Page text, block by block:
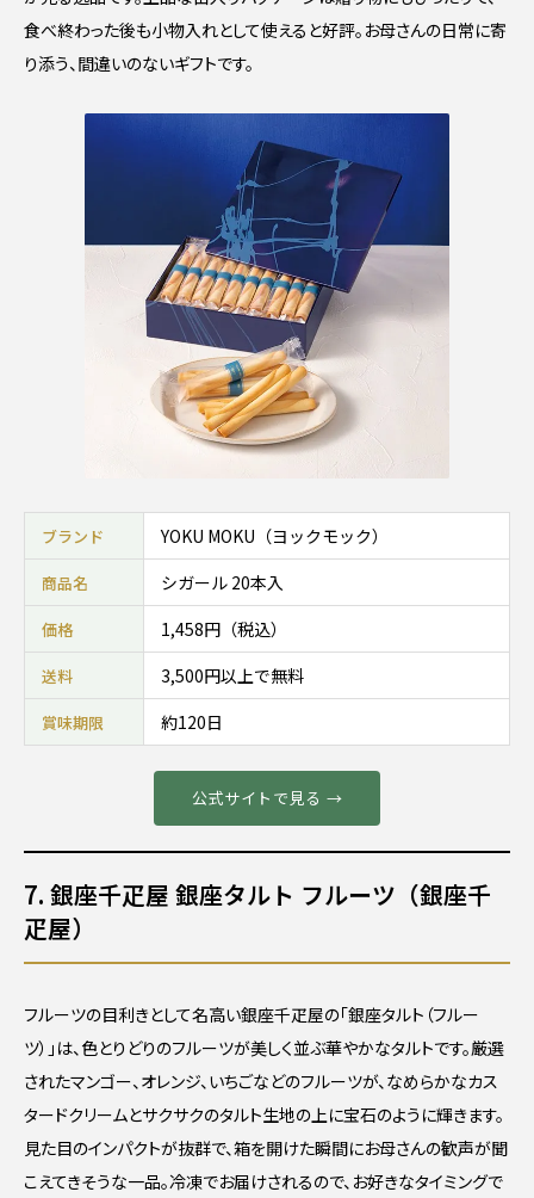
食べ終わった後も小物入れとして使えると好評。お母さんの日常に寄
り添う、間違いのないギフトです。
ブランド YOKU MOKU（ヨックモック）
商品名 シガール 20本入
価格 1,458円（税込）
送料 3,500円以上で無料
賞味期限 約120日
公式サイトで見る →
7. 銀座千疋屋 銀座タルト フルーツ（銀座千
疋屋）
フルーツの目利きとして名高い銀座千疋屋の「銀座タルト（フルー
ツ）」は、色とりどりのフルーツが美しく並ぶ華やかなタルトです。厳選
されたマンゴー、オレンジ、いちごなどのフルーツが、なめらかなカス
タードクリームとサクサクのタルト生地の上に宝石のように輝きます。
見た目のインパクトが抜群で、箱を開けた瞬間にお母さんの歓声が聞
こえてきそうな一品。冷凍でお届けされるので、お好きなタイミングで